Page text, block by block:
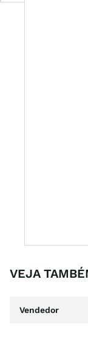
VEJA
Vendedor